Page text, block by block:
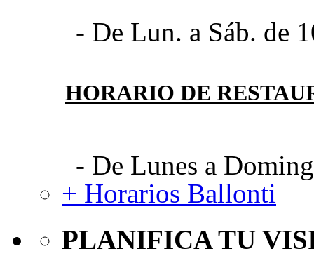
- De Lun. a Sáb. de
HORARIO DE
- De Lunes a
+ Horarios Ballonti
PLANIFICA TU